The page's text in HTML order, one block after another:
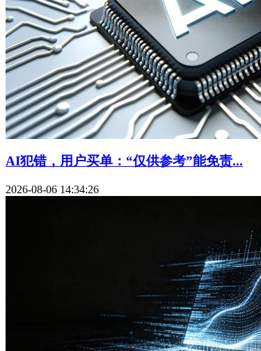
AI犯错，用户买单：“仅供参考”能免责...
2026-08-06 14:34:26